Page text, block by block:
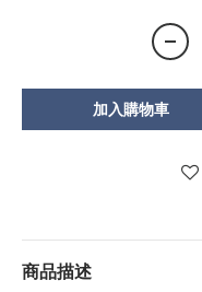
加入購物車
商品描述